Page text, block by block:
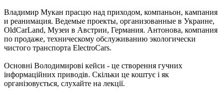
Владимир Мукан прасцю над приходом, компаньон, кампания
и реанимация. Ведемые проекты, организованные в Украине,
OldCarLand, Музеи в Австрии, Германия. Антонова, компания
по продаже, техническому обслуживанию экологически
чистого транспорта ElectroCars.
Основні Володимирові кейси - це створення гучних
інформаційних приводів. Скільки це коштує і як
організовується, слухайте на лекції.